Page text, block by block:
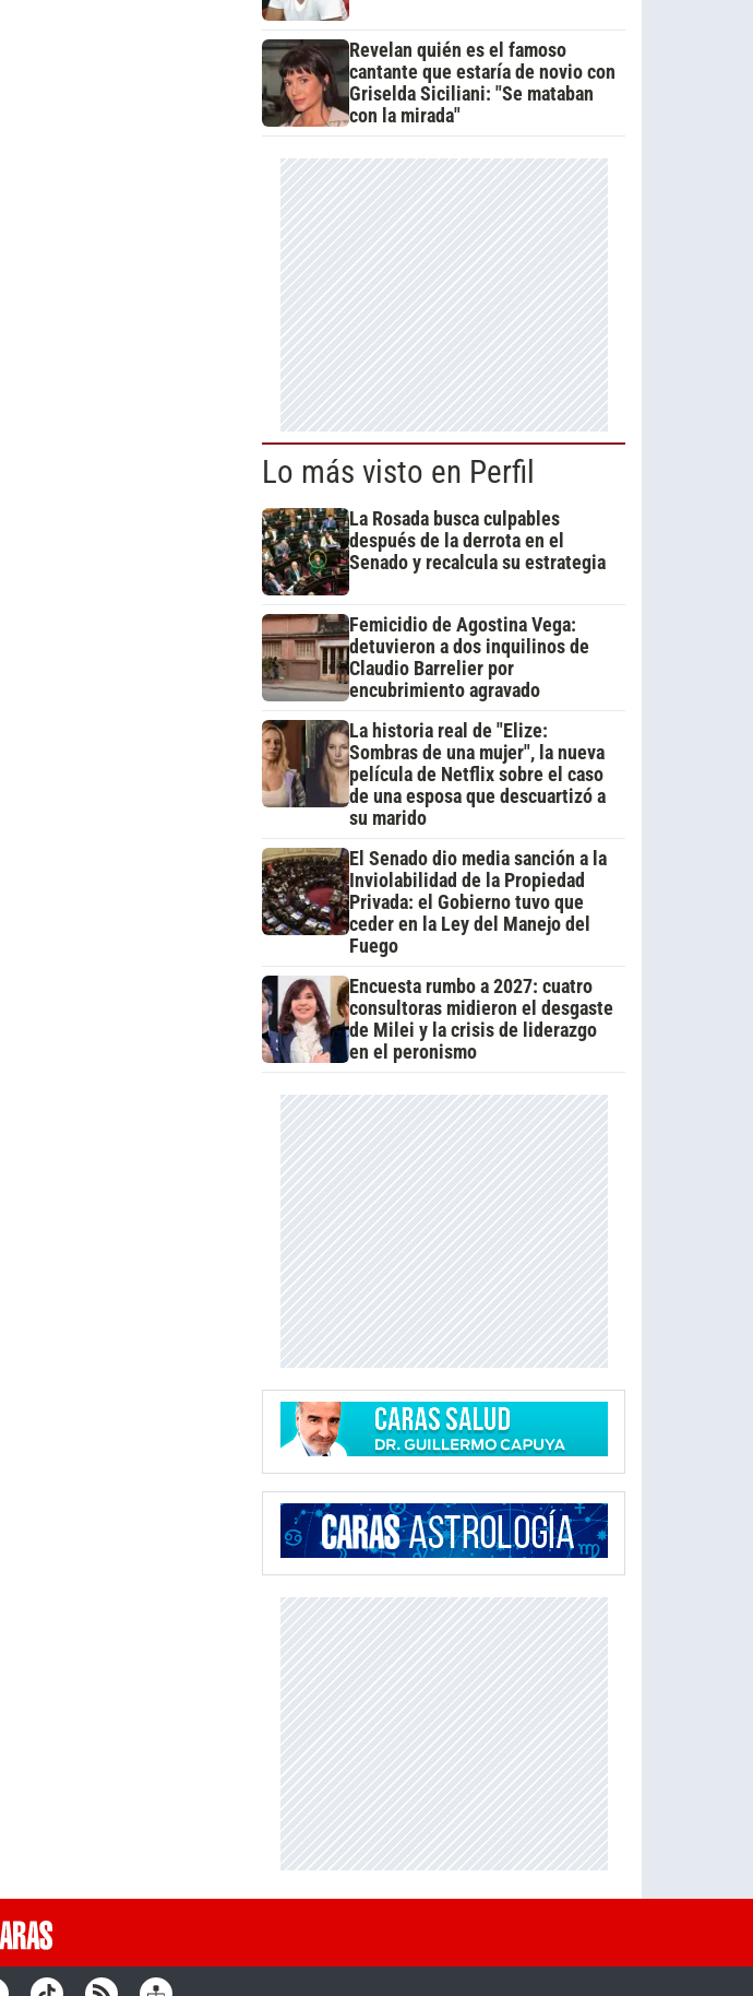
Revelan quién es el famoso
cantante que estaría de novio con
Griselda Siciliani: "Se mataban
con la mirada"
Lo más visto en Perfil
La Rosada busca culpables
después de la derrota en el
Senado y recalcula su estrategia
Femicidio de Agostina Vega:
detuvieron a dos inquilinos de
Claudio Barrelier por
encubrimiento agravado
La historia real de "Elize:
Sombras de una mujer", la nueva
película de Netflix sobre el caso
de una esposa que descuartizó a
su marido
El Senado dio media sanción a la
Inviolabilidad de la Propiedad
Privada: el Gobierno tuvo que
ceder en la Ley del Manejo del
Fuego
Encuesta rumbo a 2027: cuatro
consultoras midieron el desgaste
de Milei y la crisis de liderazgo
en el peronismo